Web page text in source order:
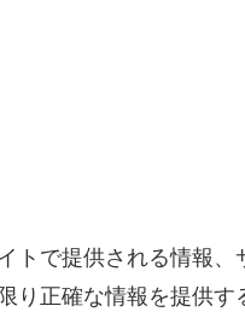
で提供される情報、
り正確な情報を提供